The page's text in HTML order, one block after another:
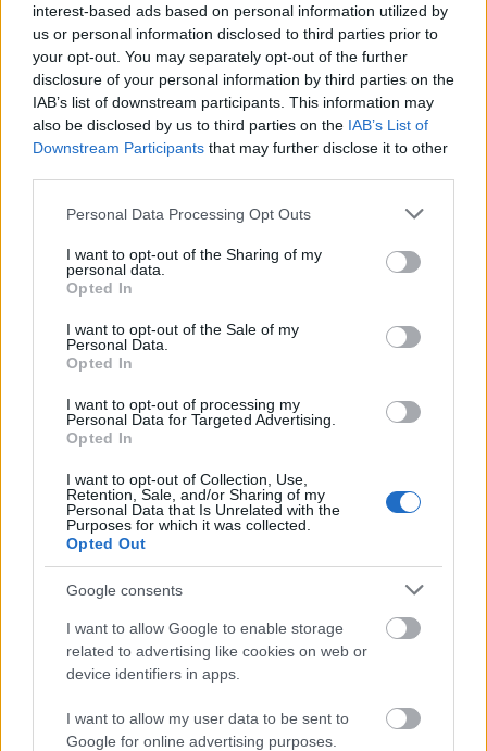
interest-based ads based on personal information utilized by
us or personal information disclosed to third parties prior to
your opt-out. You may separately opt-out of the further
disclosure of your personal information by third parties on the
IAB’s list of downstream participants. This information may
also be disclosed by us to third parties on the IAB’s List of
Downstream Participants that may further disclose it to other
Please note that this website/app uses one or more Google
not limited to your visit or usage behaviour. You may click to
grant or deny consent to Google and its third-party tags to
use your data for below specified purposes in below Google
consent section.
Personal Data Processing Opt Outs
I want to opt-out of the Sharing of my
personal data.
Opted In
I want to opt-out of the Sale of my
Personal Data.
Opted In
I want to opt-out of processing my
Personal Data for Targeted Advertising.
Opted In
I want to opt-out of Collection, Use,
Retention, Sale, and/or Sharing of my
Personal Data that Is Unrelated with the
Purposes for which it was collected.
Opted Out
Google consents
I want to allow Google to enable storage
related to advertising like cookies on web or
device identifiers in apps.
I want to allow my user data to be sent to
Google for online advertising purposes.
Τουρισμός για Ολους 2026: Τα SOS για να κερδίσετε το
Το Minecraft έρχεται στο Nintendo Switch 2 όπως δεν το
έχετε ξαναδεί